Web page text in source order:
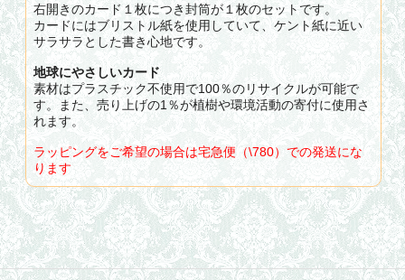
右開きのカード１枚につき封筒が１枚のセットです。
カードにはブリストル紙を使用していて、ケント紙に近い
サラサラとした書き心地です。
地球にやさしいカード
素材はプラスチック不使用で100％のリサイクルが可能で
す。また、売り上げの1％が植樹や環境活動の寄付に使用さ
れます。
ラッピングをご希望の場合は宅急便（\780）での発送にな
ります